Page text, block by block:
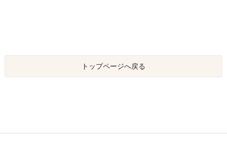
トップページへ戻る